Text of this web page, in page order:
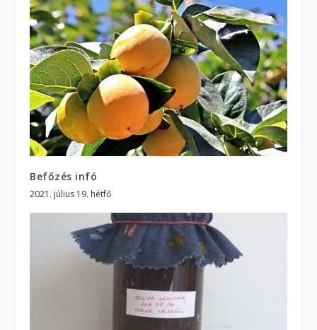
Befőzés infó
2021. július 19. hétfő